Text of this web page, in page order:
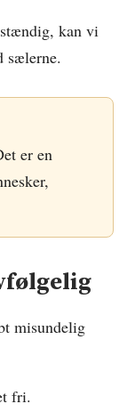
kan vi
sælerne.
er en
misundelig
fri.